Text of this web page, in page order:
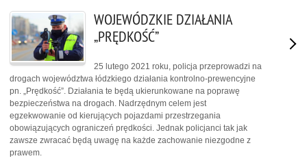
WOJEWÓDZKIE DZIAŁANIA
„PRĘDKOŚĆ”
25 lutego 2021 roku, policja przeprowadzi na
drogach województwa łódzkiego działania kontrolno-prewencyjne
pn. „Prędkość”. Działania te będą ukierunkowane na poprawę
bezpieczeństwa na drogach. Nadrzędnym celem jest
egzekwowanie od kierujących pojazdami przestrzegania
obowiązujących ograniczeń prędkości. Jednak policjanci tak jak
zawsze zwracać będą uwagę na każde zachowanie niezgodne z
prawem.